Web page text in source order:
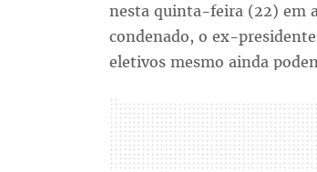
nesta quinta-feira (22) em
condenado, o ex-
eletivos mesmo ainda